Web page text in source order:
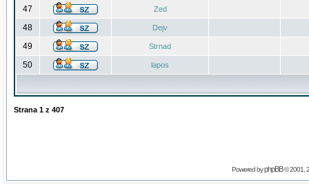
47 Zed
48 Dejv
49 Strnad
50 lapos
Strana 1 z 407
Powered byphpBB© 2001,